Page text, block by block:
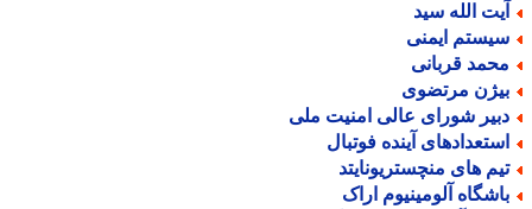
الله سید
ایمنی
قربانی
مرتضوی
شورای عالی امنیت ملی
آینده فوتبال
های منچستریونایتد
آلومینیوم اراک